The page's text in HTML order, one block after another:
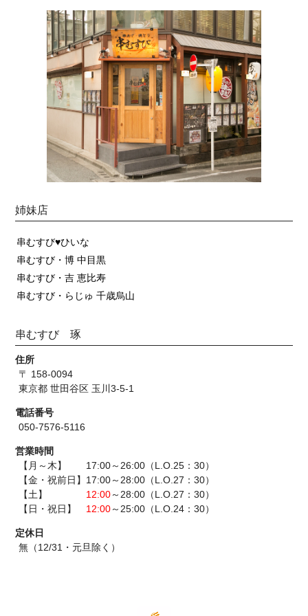
姉妹店
串むすび♥ひいな
串むすび・博 中目黒
串むすび・吉 恵比寿
串むすび・らじゅ 千歳烏山
串むすび 琢
住所
〒 158-0094
東京都 世田谷区 玉川3-5-1
電話番号
050-7576-5116
営業時間
【月～木】 17:00～26:00（L.O.25：30）
【金・祝前日】17:00～28:00（L.O.27：30）
【土】 12:00～28:00（L.O.27：30）
【日・祝日】 12:00～25:00（L.O.24：30）
定休日
無（12/31・元旦除く）